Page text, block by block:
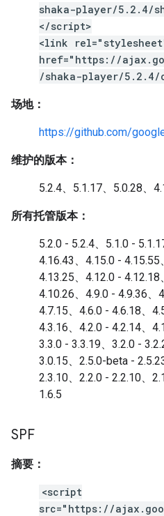
shaka-player/5.2.4/
</script>
<link
href="https://
/shaka-player/5.2.4/
场地：
https://github.com/
维护的版本：
5.2.4、5.1.17、5.0.28、
所有托管版本：
5.2.0 - 5.2.4、5.1.0 -
4.16.43、4.15.0 -
4.13.25、4.12.0 -
4.10.26、4.9.0 - 4.9.36、
4.7.15、4.6.0 - 4.6.18、
4.3.16、4.2.0 - 4.2.14、
3.3.0 - 3.3.19、3.2.0 -
3.0.15、2.5.0-beta -
2.3.10、2.2.0 - 2.2.10、
1.6.5
SPF
摘要：
<script
src="https://